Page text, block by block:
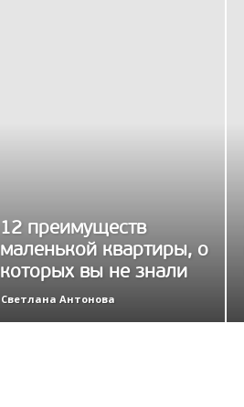
12 преимуществ
маленькой квартиры, о
которых вы не знали
Светлана Антонова